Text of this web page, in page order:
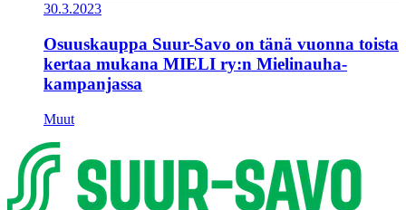
30.3.2023
Osuuskauppa Suur-Savo on tänä vuonna toista
kertaa mukana MIELI ry:n Mielinauha-
kampanjassa
Muut